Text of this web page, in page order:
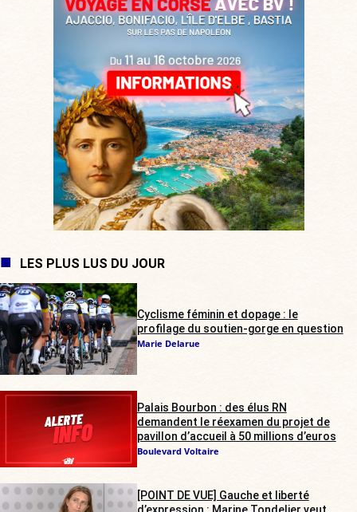
LES PLUS LUS DU JOUR
Cyclisme féminin et dopage : le
profilage du soutien-gorge en question
Marie Delarue
Palais Bourbon : des élus RN
demandent le réexamen du projet de
pavillon d’accueil à 50 millions d’euros
Boulevard Voltaire
[POINT DE VUE] Gauche et liberté